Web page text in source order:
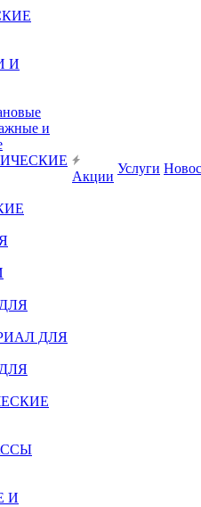
И
и
ДЛЯ
И
Акции
Услуги